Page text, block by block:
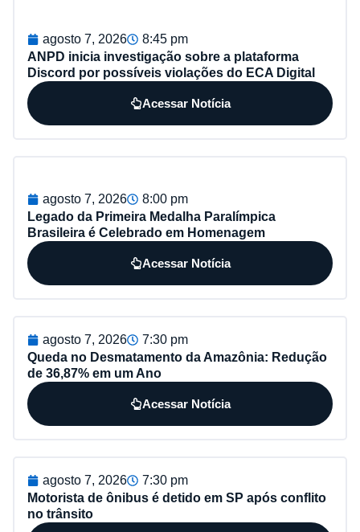
agosto 7, 2026
8:45 pm
ANPD inicia investigação sobre a plataforma
Discord por possíveis violações do ECA Digital
Acessar Notícia
agosto 7, 2026
8:00 pm
Legado da Primeira Medalha Paralímpica
Brasileira é Celebrado em Homenagem
Acessar Notícia
agosto 7, 2026
7:30 pm
Queda no Desmatamento da Amazônia: Redução
de 36,87% em um Ano
Acessar Notícia
agosto 7, 2026
7:30 pm
Motorista de ônibus é detido em SP após conflito
no trânsito